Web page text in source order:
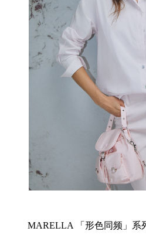
MARELLA 「形色同频」